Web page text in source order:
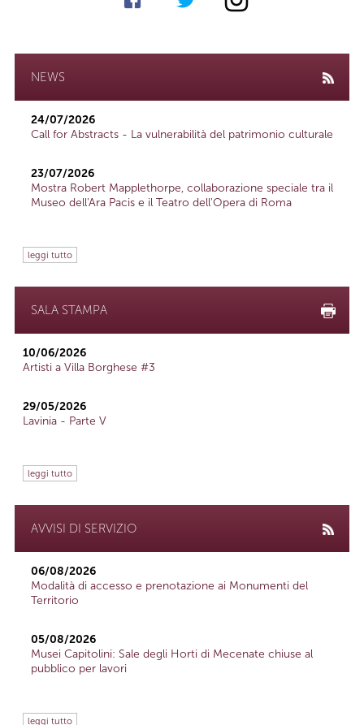
NEWS
24/07/2026
Call for Abstracts - La vulnerabilità del patrimonio culturale
23/07/2026
Mostra Robert Mapplethorpe, collaborazione speciale tra il
Museo dell'Ara Pacis e il Teatro dell'Opera di Roma
leggi tutto
SALA STAMPA
10/06/2026
Artisti a Villa Borghese #3
29/05/2026
Lavinia - Parte V
leggi tutto
AVVISI DI SERVIZIO
06/08/2026
Modalità di accesso e prenotazione ai Monumenti del
Territorio
05/08/2026
Musei Capitolini: Sale degli Horti di Mecenate chiuse al
pubblico per lavori
leggi tutto